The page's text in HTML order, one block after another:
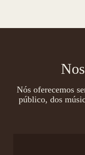
Nós oferecemos
público, dos